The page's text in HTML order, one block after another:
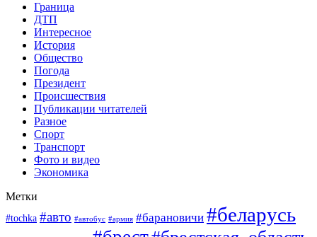
Граница
ДТП
Интересное
История
Общество
Погода
Президент
Происшествия
Публикации читателей
Разное
Спорт
Транспорт
Фото и видео
Экономика
Метки
#tochka #авто #автобус #армия #барановичи #беларусь